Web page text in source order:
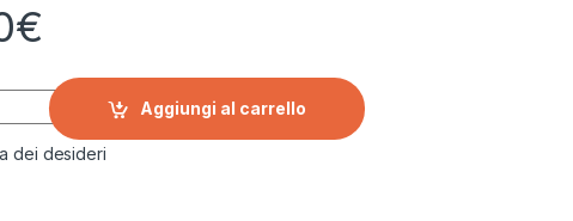
€
Lavatrice carica frontale NF 1046WK IT 10 KG 1400 RPM
Aggiungi al carrello
dei desideri